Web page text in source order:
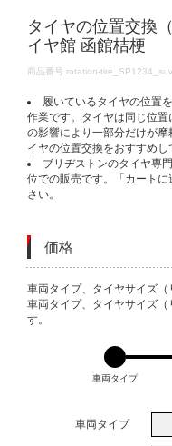
タイヤの位置交換
イヤ館 函館桔梗
DETAILS
商品番号 rotation-
履いているタイヤの位置
作業です。タイヤは同じ位
の影響により一部分だけが
イヤの位置交換をおすすめし
ブリヂストンのタイヤ専
位での販売です。「カート
さい。
価格
VARIATIONS
車両タイプ、タイヤサイズ（
車両タイプ、タイヤサイズ
す。
車両タイプ
車両タイプ